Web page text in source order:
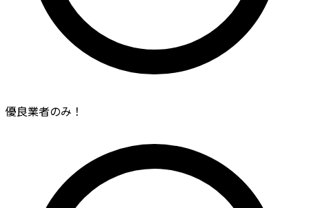
優良業者のみ！